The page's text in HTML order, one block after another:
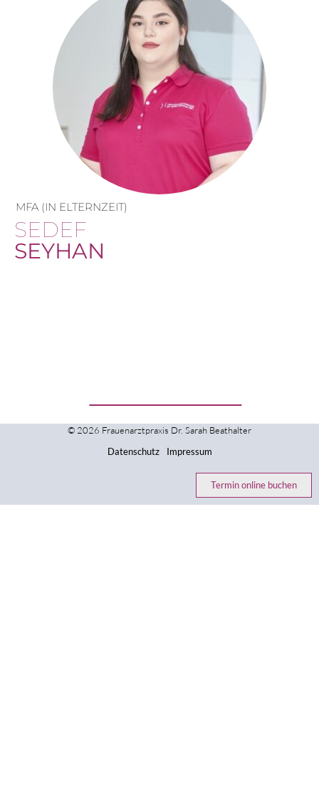
MFA (IN ELTERNZEIT)
SEDEF
SEYHAN
© 2026 Frauenarztpraxis Dr. Sarah Beathalter
Datenschutz
Impressum
Termin online buchen